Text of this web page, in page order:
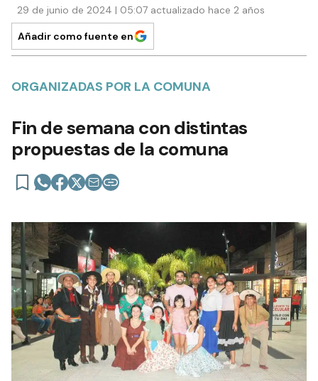
29 de junio de 2024 | 05:07 actualizado hace 2 años
Añadir como fuente en
ORGANIZADAS POR LA COMUNA
Fin de semana con distintas
propuestas de la comuna